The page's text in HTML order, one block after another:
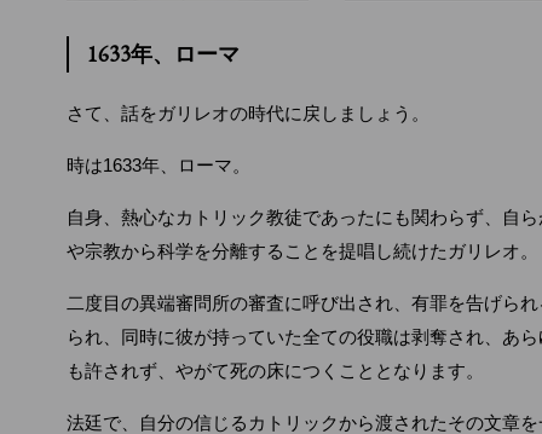
1633年、ローマ
さて、話をガリレオの時代に戻しましょう。
時は1633年、ローマ。
自身、熱心なカトリック教徒であったにも関わらず、自
や宗教から科学を分離することを提唱し続けたガリレオ。
二度目の異端審問所の審査に呼び出され、有罪を告げら
られ、同時に彼が持っていた全ての役職は剥奪され、あ
も許されず、やがて死の床につくこととなります。
法廷で、自分の信じるカトリックから渡されたその文章